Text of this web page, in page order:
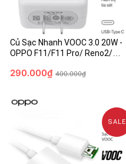
Củ Sạc Nhanh VOOC 3.0 20W -
OPPO F11/F11 Pro/ Reno2/
Fullbox
290.000₫ 400.000₫
SALE